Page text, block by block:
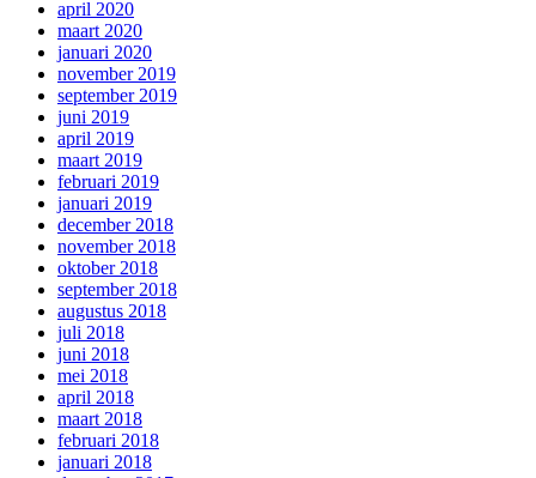
april 2020
maart 2020
januari 2020
november 2019
september 2019
juni 2019
april 2019
maart 2019
februari 2019
januari 2019
december 2018
november 2018
oktober 2018
september 2018
augustus 2018
juli 2018
juni 2018
mei 2018
april 2018
maart 2018
februari 2018
januari 2018